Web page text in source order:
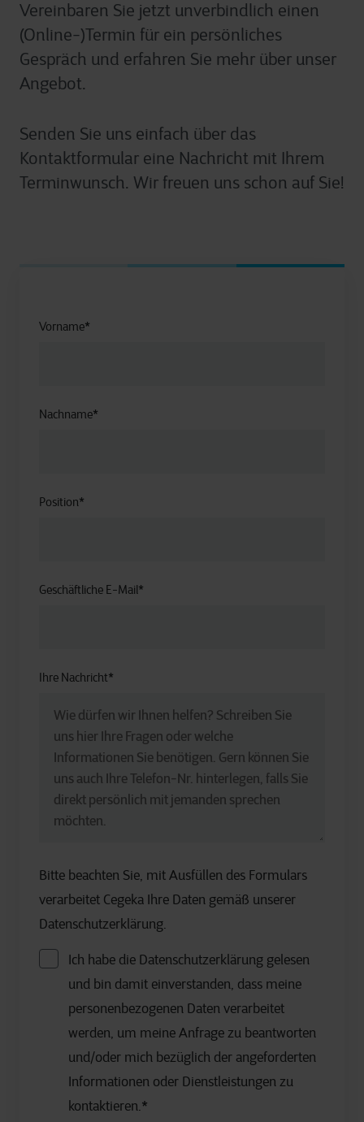
Vereinbaren Sie jetzt unverbindlich einen
(Online-)Termin für ein persönliches
Gespräch und erfahren Sie mehr über unser
Angebot.
Senden Sie uns einfach über das
Kontaktformular eine Nachricht mit Ihrem
Terminwunsch. Wir freuen uns schon auf Sie!
Vorname*
Nachname*
Position*
Geschäftliche E-Mail*
Ihre Nachricht*
Bitte beachten Sie, mit Ausfüllen des Formulars
verarbeitet Cegeka Ihre Daten gemäß unserer
Datenschutzerklärung.
Ich habe die Datenschutzerklärung gelesen
und bin damit einverstanden, dass meine
personenbezogenen Daten verarbeitet
werden, um meine Anfrage zu beantworten
und/oder mich bezüglich der angeforderten
Informationen oder Dienstleistungen zu
kontaktieren.*